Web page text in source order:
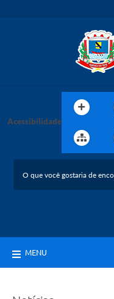
Acessibilidade
MENU